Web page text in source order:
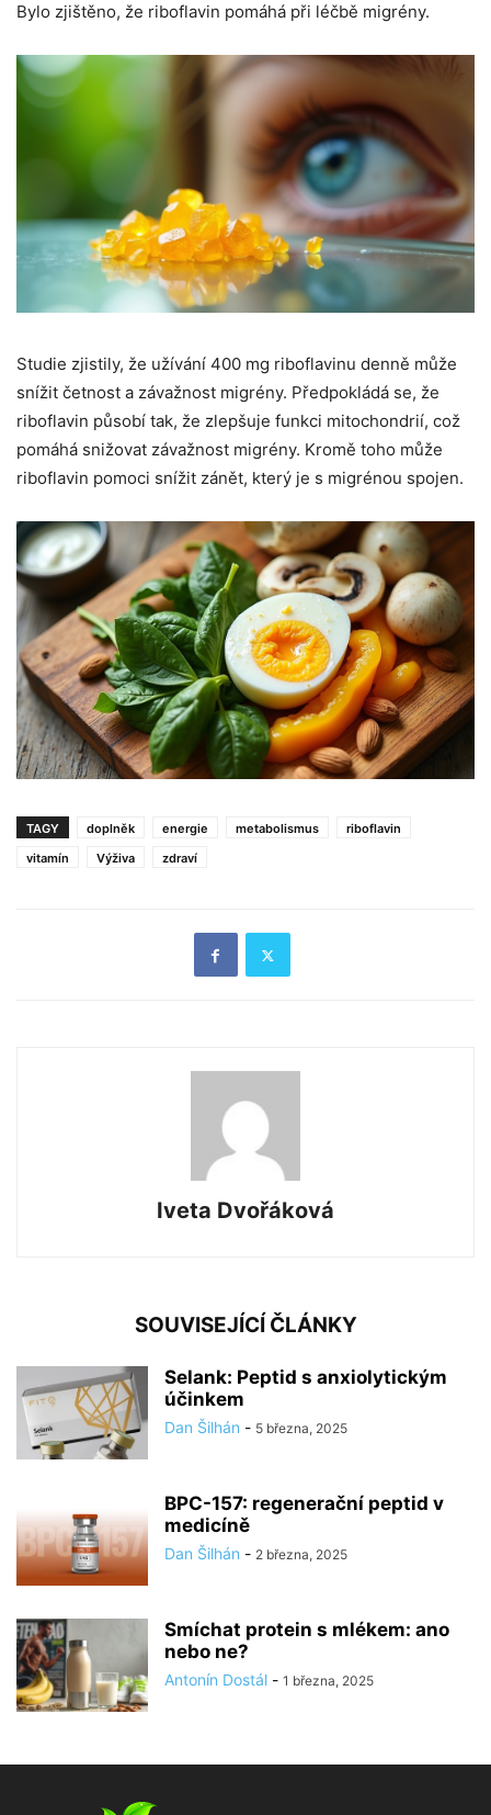
Bylo zjištěno, že riboflavin pomáhá při léčbě migrény.
Studie zjistily, že užívání 400 mg riboflavinu denně může
snížit četnost a závažnost migrény. Předpokládá se, že
riboflavin působí tak, že zlepšuje funkci mitochondrií, což
pomáhá snižovat závažnost migrény. Kromě toho může
riboflavin pomoci snížit zánět, který je s migrénou spojen.
TAGY doplněk energie metabolismus
riboflavin
vitamín
Výživa zdraví
Iveta Dvořáková
SOUVISEJÍCÍ ČLÁNKY
Selank: Peptid s anxiolytickým
účinkem
Dan Šilhán - 5 března, 2025
BPC-157: regenerační peptid v
medicíně
Dan Šilhán - 2 března, 2025
Smíchat protein s mlékem: ano
nebo ne?
Antonín Dostál - 1 března, 2025